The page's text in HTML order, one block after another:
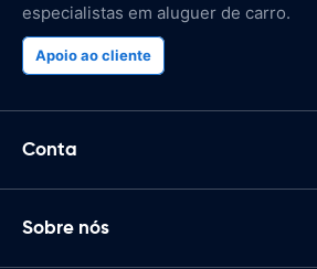
especialistas em aluguer de carro.
Apoio ao cliente
Conta
Sobre nós